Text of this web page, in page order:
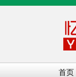
首页